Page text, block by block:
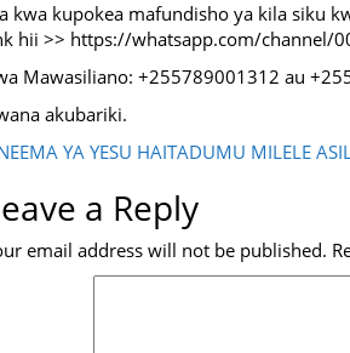
kwa kupokea mafundisho ya kila siku
hii >> https://whatsapp.com/channel/
Mawasiliano: +255789001312 au
akubariki.
YA YESU HAITADUMU MILELE
a Reply
email address will not be published.